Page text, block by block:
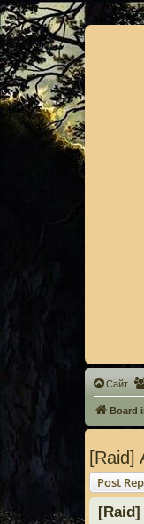
Сайт
Board
[Raid]
Post
[Raid]